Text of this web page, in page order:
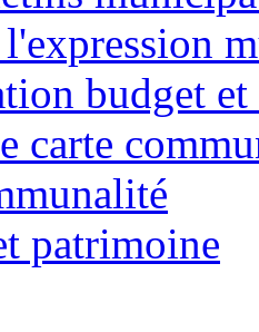
l'expression
budget
carte
patrimoine